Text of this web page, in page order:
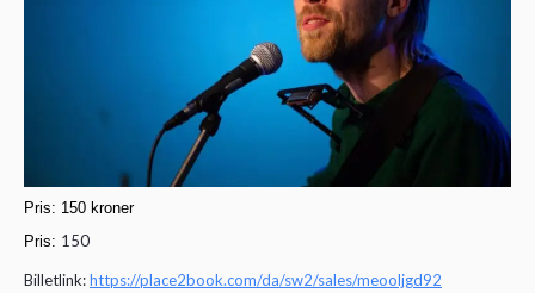
Pris: 150 kroner
Pris: 150
Billetlink:https://place2book.com/da/sw2/sales/meooljgd92